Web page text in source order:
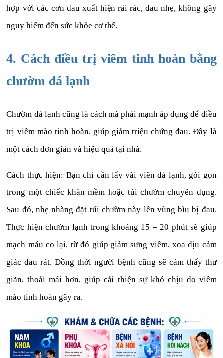
hợp với các cơn đau xuất hiện rải rác, đau nhẹ, không gây
nguy hiểm đến sức khỏe cơ thể.
4. Cách điều trị viêm tinh hoàn bằng
chườm đá lạnh
Chườm đá lạnh cũng là cách mà phái mạnh áp dụng để điều
trị viêm mào tinh hoàn, giúp giảm triệu chứng đau. Đây là
một cách đơn giản và hiệu quả tại nhà.
Cách thực hiện: Bạn chỉ cần lấy vài viên đá lạnh, gói gọn
trong một chiếc khăn mềm hoặc túi chườm chuyên dụng.
Sau đó, nhẹ nhàng đặt túi chườm này lên vùng bìu bị đau.
Thực hiện chườm lạnh trong khoảng 15 – 20 phút sẽ giúp
mạch máu co lại, từ đó giúp giảm sưng viêm, xoa dịu cảm
giác đau rát. Đồng thời người bệnh cũng sẽ cảm thấy thư
giãn, thoải mái hơn, giúp cải thiện sự khó chịu do viêm
mào tinh hoàn gây ra.